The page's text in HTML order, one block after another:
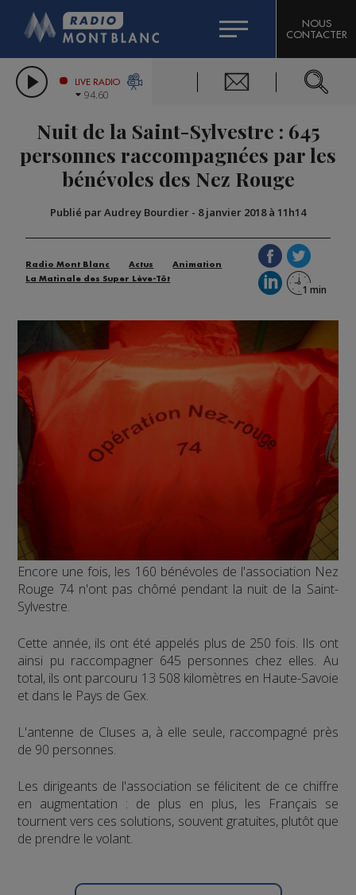
LES CHRONIQUES DE L'EXPERT
CITIZEN MACHINERY
GRAND MASSIF DOMAINES SKIABLES
BIGARD
COMPAGNIE DU MONT-BLANC
NOUS
CONTACTER
LIVE RADIO
94.60
Nuit de la Saint-Sylvestre : 645
personnes raccompagnées par les
bénévoles des Nez Rouge
Publié par Audrey Bourdier - 8 janvier 2018 à 11h14
Radio Mont Blanc Actus
Animation
La Matinale des Super Lève-Tôt
Encore une fois, les 160 bénévoles de l'association Nez
Rouge 74 n'ont pas chômé pendant la nuit de la Saint-
Sylvestre.
Cette année, ils ont été appelés plus de 250 fois. Ils ont
ainsi pu raccompagner 645 personnes chez elles. Au
total, ils ont parcouru 13 508 kilomètres en Haute-Savoie
et dans le Pays de Gex.
L'antenne de Cluses a, à elle seule, raccompagné près
de 90 personnes.
Les dirigeants de l'association se félicitent de ce chiffre
en augmentation : de plus en plus, les Français se
tournent vers ces solutions, souvent gratuites, plutôt que
de prendre le volant.